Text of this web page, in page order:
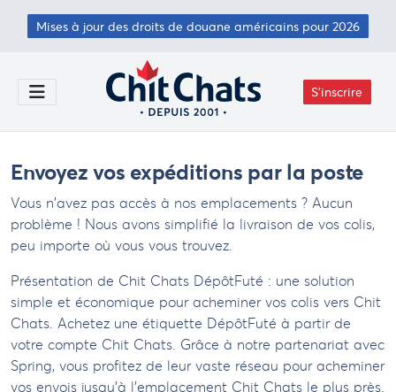
Passer au contenu principal
Mises à jour des droits de douane américains pour 2026
Toggle Menu
S'inscrire
Envoyez vos expéditions par la poste
Vous n'avez pas accès à nos emplacements ? Aucun
problème ! Nous avons simplifié la livraison de vos colis,
peu importe où vous vous trouvez.
Présentation de Chit Chats DépôtFuté : une solution
simple et économique pour acheminer vos colis vers Chit
Chats. Achetez une étiquette DépôtFuté à partir de
votre compte Chit Chats. Grâce à notre partenariat avec
Spring, vous profitez de leur vaste réseau pour acheminer
vos envois jusqu’à l’emplacement Chit Chats le plus près.